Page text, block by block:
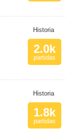
Historia
2.0k
partidas
Historia
1.8k
partidas